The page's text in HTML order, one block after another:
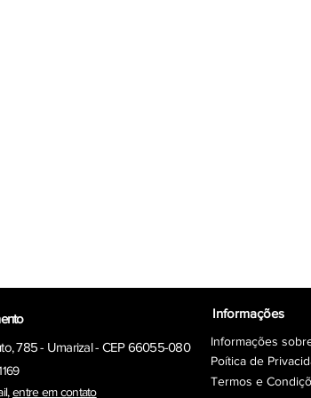
785 - Umarizal - CEP 66055-080
il, entre em contato
Informações
Informações
Poítica de
Termos e